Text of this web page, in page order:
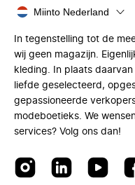
Miinto Nederland
In tegenstelling tot de
wij geen magazijn.
kleding. In plaats
liefde geselecteerd,
gepassioneerde
modeboetieks. We
services? Volg ons dan!